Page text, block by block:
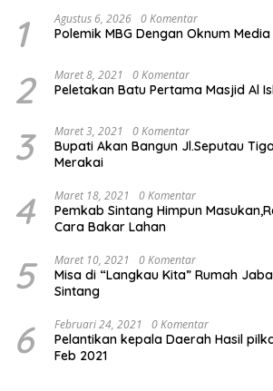
1 Agustus 6, 2026 0 Komentar
Polemik MBG Dengan Oknum
2 Maret 8, 2021 0 Komentar
Peletakan Batu Pertama Masjid Al
3 Maret 3, 2021 0 Komentar
Bupati Akan Bangun Jl.Seputau
Merakai
4 Maret 18, 2021 0 Komentar
Pemkab Sintang Himpun
Cara Bakar Lahan
5 Maret 10, 2021 0 Komentar
Misa di “Langkau Kita” Rumah
Sintang
6 Februari 24, 2021 0 Komentar
Pelantikan kepala Daerah Hasil
Feb 2021